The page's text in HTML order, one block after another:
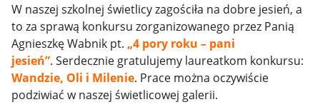
W naszej szkolnej świetlicy zagościła na dobre jesień, a
to za sprawą konkursu zorganizowanego przez Panią
Agnieszkę Wabnik pt. „4 pory roku – pani
jesień”. Serdecznie gratulujemy laureatkom konkursu:
Wandzie, Oli i Milenie. Prace można oczywiście
podziwiać w naszej świetlicowej galerii.